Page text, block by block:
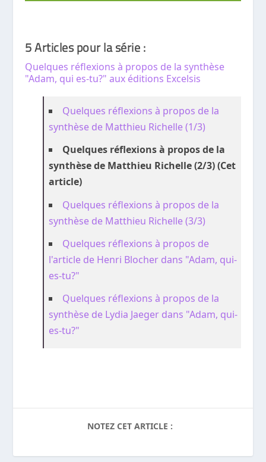
5 Articles pour la série :
Quelques réflexions à propos de la synthèse
"Adam, qui es-tu?" aux éditions Excelsis
Quelques réflexions à propos de la
synthèse de Matthieu Richelle (1/3)
Quelques réflexions à propos de la
synthèse de Matthieu Richelle (2/3) (Cet
article)
Quelques réflexions à propos de la
synthèse de Matthieu Richelle (3/3)
Quelques réflexions à propos de
l'article de Henri Blocher dans "Adam, qui-
es-tu?"
Quelques réflexions à propos de la
synthèse de Lydia Jaeger dans "Adam, qui-
es-tu?"
NOTEZ CET ARTICLE :